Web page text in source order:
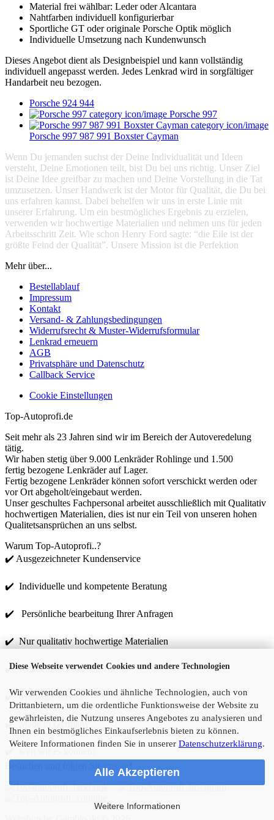
Diese Webseite verwendet Cookies und andere Technologien
Wir verwenden Cookies und ähnliche Technologien, auch von
Drittanbietern, um die ordentliche Funktionsweise der Website zu
gewährleisten, die Nutzung unseres Angebotes zu analysieren und
Ihnen ein bestmögliches Einkaufserlebnis bieten zu können.
Weitere Informationen finden Sie in unserer Datenschutzerklärung.
Alle Akzeptieren
Weitere Informationen
Material frei wählbar: Leder oder Alcantara
Nahtfarben individuell konfigurierbar
Sportliche GT oder originale Porsche Optik möglich
Individuelle Umsetzung nach Kundenwunsch
Dieses Angebot dient als Designbeispiel und kann vollständig
individuell angepasst werden. Jedes Lenkrad wird in sorgfältiger
Handarbeit neu bezogen.
Porsche 924 944
Porsche 997
Porsche 997 987 991 Boxster Cayman
Wenn Du jemanden suchst der Deine Individualität und Ideen
versteht, Deine Emotionen teilt, bist Du bei uns richtig. Unser Ziel
ist Deine Idee greifbar zu machen und Deine Vorstellung in die Tat
umzusetzen. Unser Handwerk ist der Motor für Qualität, die Du bei
uns erfahren kannst. Dabei behelfen wir uns in erste Linie mit
unserer Erfahrung. Um ein bestmögliches Ergebnis zu erzielen,
verwenden wir hochwertige Materialien und nehmen uns für jeden
Arbeitsschritt Zeit. Wie schon Henry Ford sagte: “die Eile ist der
größte Feind der Qualität”. Unsere Mission ist die Perfektion
Mehr über...
Bestellablauf
Impressum
Kontakt
Versand- & Zahlungsbedingungen
Widerrufsrecht & Muster-Widerrufsformular
Lenkrad erneuern
AGB
Privatsphäre und Datenschutz
Callback Service
Cookie Einstellungen
Top-Autoprofi.de
Seit mehr als 23 Jahren sind wir im Bereich der Autoveredelung
tätig.
Wir haben stetig über 9.000 Lenkräder Rohlinge und 1.500
fertig bezogene Lenkräder auf Lager.
Fertig bezogene Lenkräder können sofort verschickt werden oder
vor Ort abgeholt/eingebaut werden.
Unser geschultes Fachpersonal arbeitet ausschließlich mit Qualitativ
hochwertigen Materialien, dies ist nur ein Teil von unseren hohen
Qualitetsansprüchen an uns selbst.
Warum Top-Autoprofi..?
✔️ Ausgezeichneter Kundenservice
✔️ Individuelle und kompetente Beratung
✔️ Persönliche bearbeitung Ihrer Anfragen
✔️ Nur qualitativ hochwertige Materialien
✔️ Kundenzufriedenheit 100%
✔️ Montage Service
✔️ Made in Germany
Besuchen und folgen Sie uns auf